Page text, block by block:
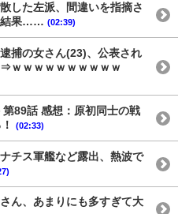
した左派、間違いを指摘さ
結果…… (02:39)
捕の女さん(23)、公表され
ｗｗｗｗｗｗｗｗｗｗ
89話 感想：原初同士の戦
(02:33)
チス軍艦など露出、熱波で
ん、あまりにも多すぎて大